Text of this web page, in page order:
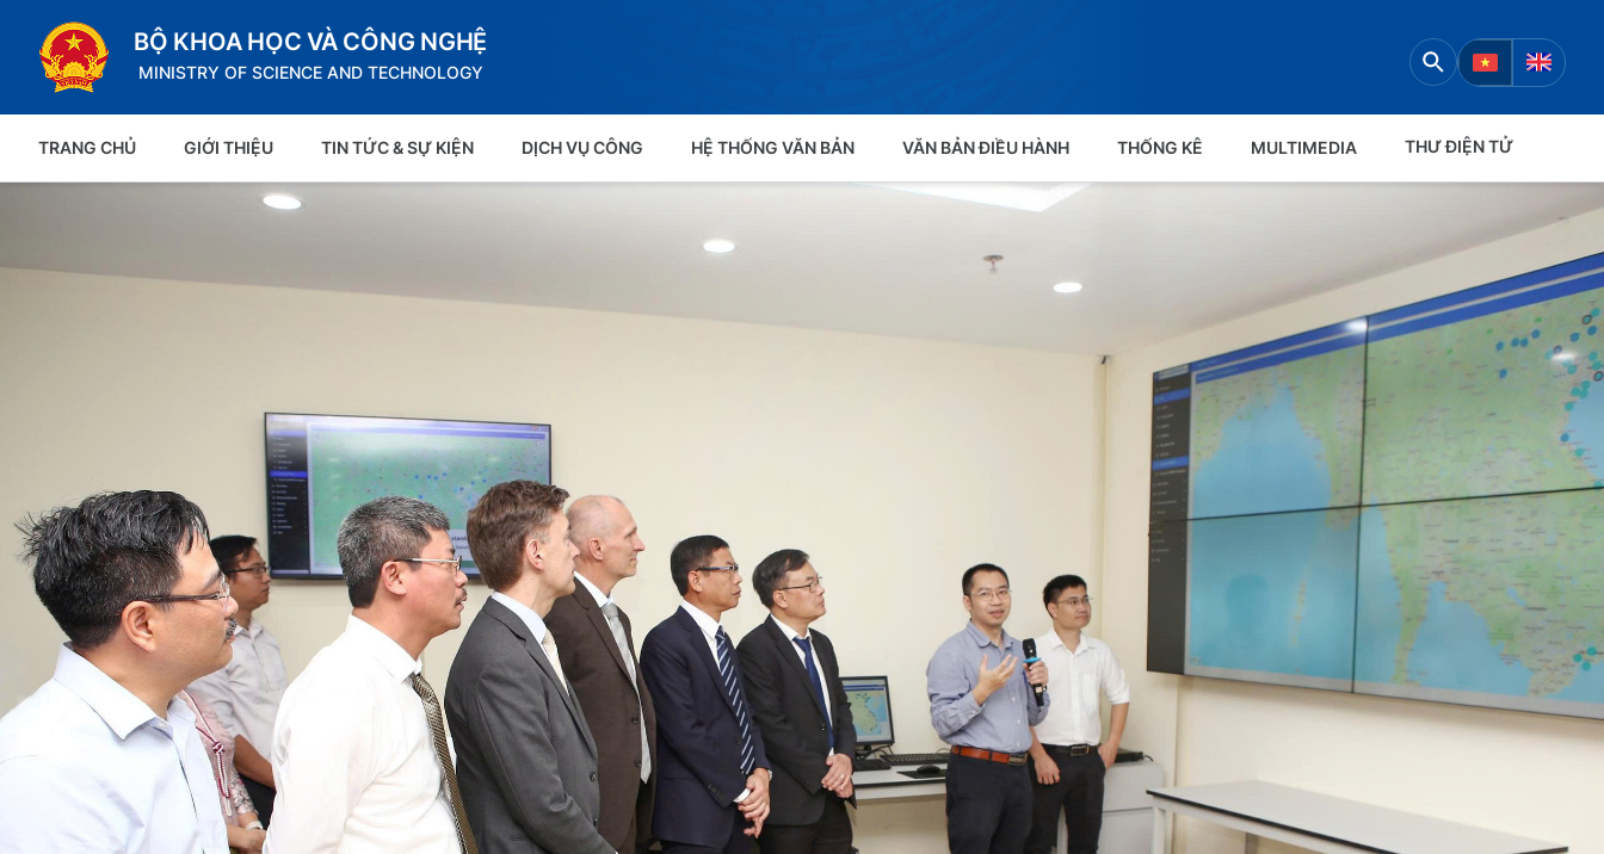
BỘ KHOA HỌC VÀ CÔNG NGHỆ
MINISTRY OF SCIENCE AND TECHNOLOGY
TRANG CHỦ GIỚI THIỆU TIN TỨC & SỰ KIỆN DỊCH VỤ CÔNG HỆ THỐNG VĂN BẢN VĂN BẢN ĐIỀU HÀNH THỐNG KÊ MULTIMEDIA THƯ ĐIỆN TỬ